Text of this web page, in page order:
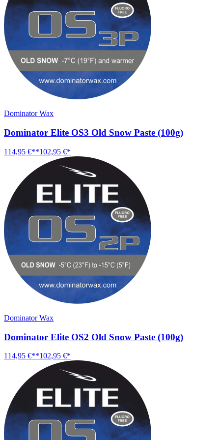
Dominator Wax
Dominator Elite OS3 Old Snow Paste (100g)
114,95 €**102,95 €*
Dominator Wax
Dominator Elite OS2 Old Snow Paste (100g)
114,95 €**102,95 €*